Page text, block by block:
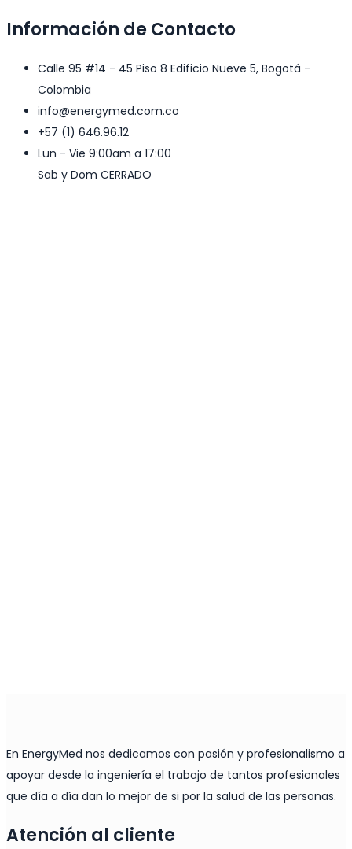
Información de Contacto
Calle 95 #14 - 45 Piso 8 Edificio Nueve 5, Bogotá -
Colombia
info@energymed.com.co
+57 (1) 646.96.12
Lun - Vie 9:00am a 17:00
Sab y Dom CERRADO
En EnergyMed nos dedicamos con pasión y profesionalismo a
apoyar desde la ingeniería el trabajo de tantos profesionales
que día a día dan lo mejor de si por la salud de las personas.
Atención al cliente